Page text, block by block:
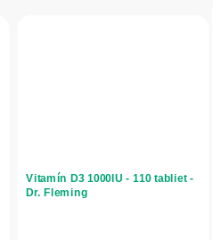
Vitamín D3 1000IU - 110 tabliet -
Dr. Fleming